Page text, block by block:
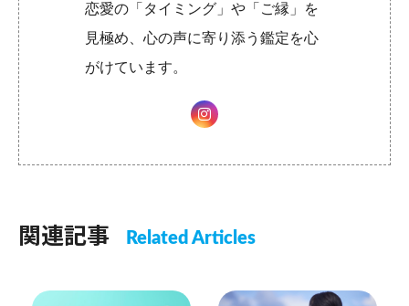
恋愛の「タイミング」や「ご縁」を
見極め、心の声に寄り添う鑑定を心
がけています。
関連記事 Related Articles